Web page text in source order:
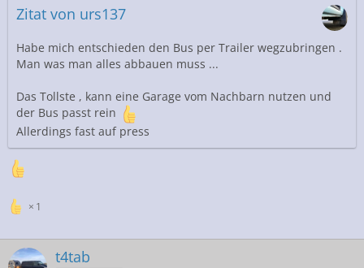
Zitat von urs137
Habe mich entschieden den Bus per Trailer wegzubringen .
Man was man alles abbauen muss ...
Das Tollste , kann eine Garage vom Nachbarn nutzen und
der Bus passt rein
Allerdings fast auf press
1
t4tab